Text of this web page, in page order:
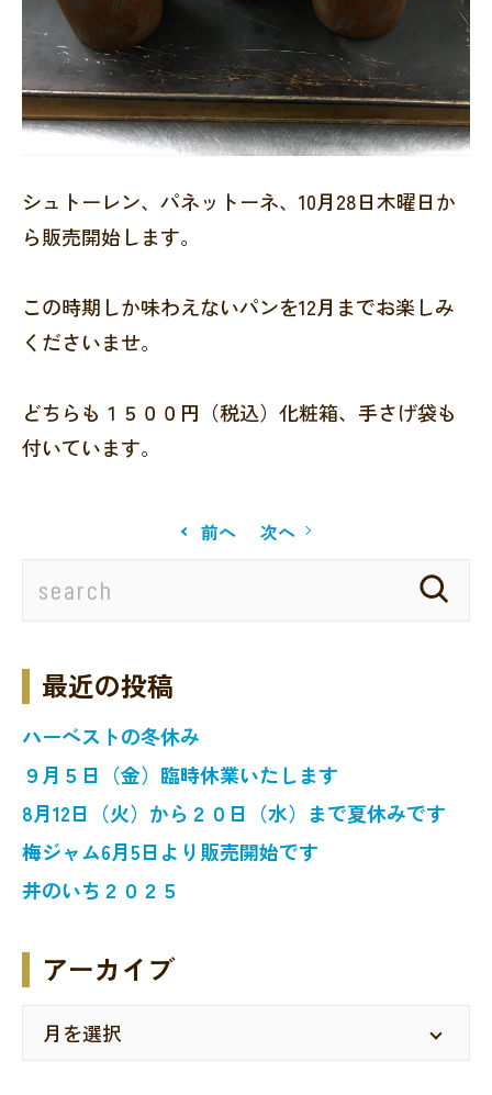
シュトーレン、パネットーネ、10月28日木曜日か
ら販売開始します。
この時期しか味わえないパンを12月までお楽しみ
くださいませ。
どちらも１５００円（税込）化粧箱、手さげ袋も
付いています。
前へ 次へ
最近の投稿
ハーベストの冬休み
９月５日（金）臨時休業いたします
8月12日（火）から２０日（水）まで夏休みです
梅ジャム6月5日より販売開始です
井のいち２０２５
アーカイブ